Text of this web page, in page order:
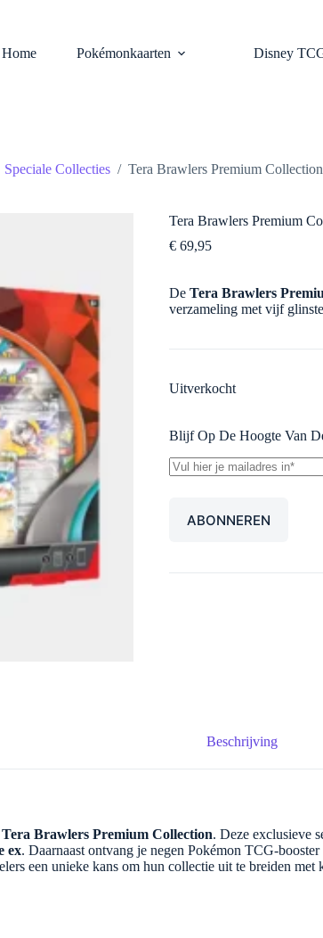
Home Pokémonkaarten Disney
Speciale Collecties / Tera Brawlers Premium Collection
Tera Brawlers Premium
€69,95
De Tera Brawlers
verzameling met vijf
Uitverkocht
Blijf Op De Hoogte Van
Beschrijving
Tera Brawlers Premium Collection. Deze exclusieve
ex. Daarnaast ontvang je negen Pokémon TCG-
een unieke kans om hun collectie uit te breiden met